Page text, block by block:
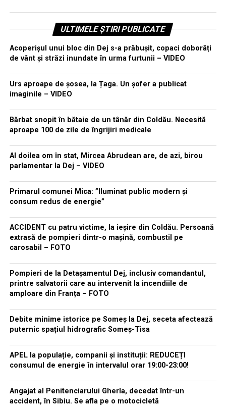
ULTIMELE ȘTIRI PUBLICATE
Acoperișul unui bloc din Dej s-a prăbușit, copaci doborâți
de vânt și străzi inundate în urma furtunii – VIDEO
Urs aproape de șosea, la Țaga. Un șofer a publicat
imaginile – VIDEO
Bărbat snopit în bătaie de un tânăr din Coldău. Necesită
aproape 100 de zile de îngrijiri medicale
Al doilea om în stat, Mircea Abrudean are, de azi, birou
parlamentar la Dej – VIDEO
Primarul comunei Mica: ”Iluminat public modern și
consum redus de energie”
ACCIDENT cu patru victime, la ieșire din Coldău. Persoană
extrasă de pompieri dintr-o mașină, combustil pe
carosabil – FOTO
Pompieri de la Detașamentul Dej, inclusiv comandantul,
printre salvatorii care au intervenit la incendiile de
amploare din Franța – FOTO
Debite minime istorice pe Someș la Dej, seceta afectează
puternic spațiul hidrografic Someș-Tisa
APEL la populație, companii și instituții: REDUCEȚI
consumul de energie în intervalul orar 19:00-23:00!
Angajat al Penitenciarului Gherla, decedat într-un
accident, în Sibiu. Se afla pe o motocicletă